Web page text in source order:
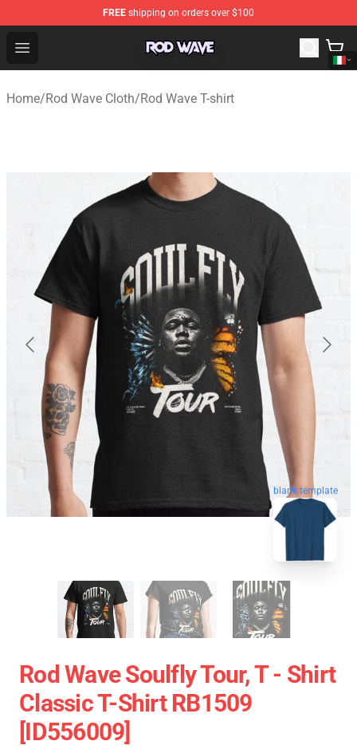
FREE shipping on orders over $100
Open menu
Rod Wave Shop - Official Rod Wave Merchandise Store
Home/Rod Wave Cloth/Rod Wave T-shirt
blank template
Rod Wave Soulfly Tour, T - Shirt
Classic T-Shirt RB1509
[ID556009]